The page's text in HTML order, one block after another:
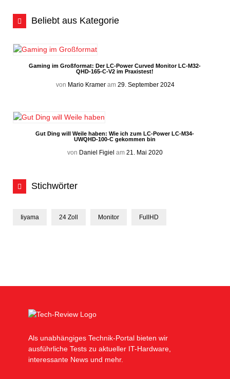
Beliebt aus Kategorie
Gaming im Großformat: Der LC-Power Curved Monitor LC-M32-
QHD-165-C-V2 im Praxistest!
von Mario Krameram 29. September 2024
Gut Ding will Weile haben: Wie ich zum LC-Power LC-M34-
UWQHD-100-C gekommen bin
von Daniel Figiel am 21. Mai 2020
Stichwörter
Iiyama 24 Zoll Monitor FullHD
Als unabhängiges Technik-Portal bieten wir
ausführliche Tests zu aktueller IT-Hardware,
interessante News und mehr.